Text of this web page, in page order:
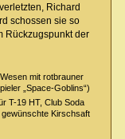
Richard
schossen sie so
Rückzugspunkt der
mit rotbrauner
„Space-Goblins“)
T-19 HT, Club Soda
Kirschsaft